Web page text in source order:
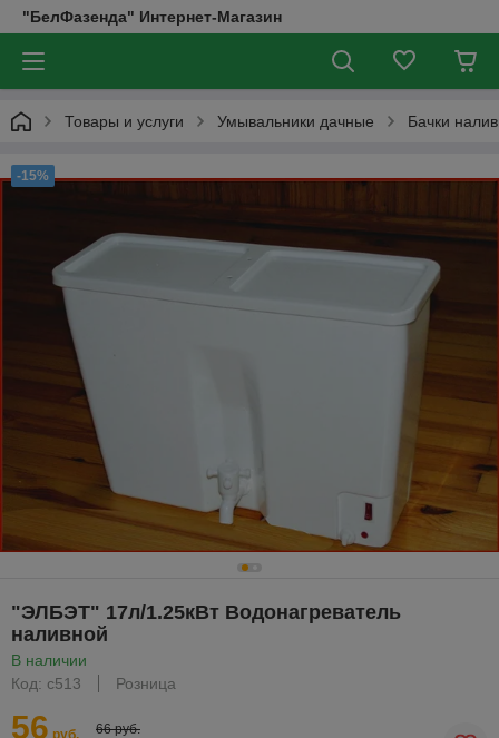
"БелФазенда" Интернет-Магазин
Товары и услуги Умывальники дачные Бачки
-15%
"ЭЛБЭТ" 17л/1.25кВт Водонагреватель
наливной
В наличии
Код: с513
Розница
56 руб. 66 руб.